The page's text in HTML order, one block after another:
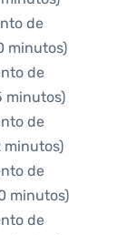
de
minutos)
de
minutos)
de
minutos)
de
minutos)
de